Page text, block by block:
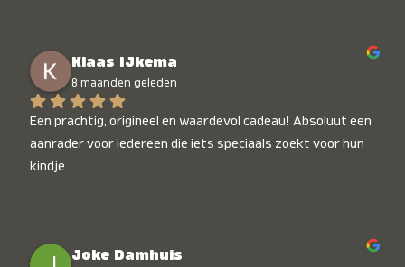
Klaas IJkema
8 maanden geleden
Een prachtig, origineel en waardevol cadeau! Absoluut een
aanrader voor iedereen die iets speciaals zoekt voor hun
kindje
Joke Damhuis